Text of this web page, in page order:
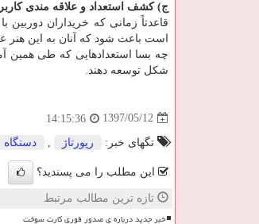
ج) کشف استعداد و علاقه مندی
قاعدتاً زمانی که خریداران دوربین
است باعث شود که آنان به این
چه بسا استعدادهایی که طی همین
شکل توسعه دهند.
1397/05/12
14:15:36
تگهای خبر: رپورتاژ دستگاه
این مطلب را می پسندید؟
تازه ترین مطالب مرتبط
خبر جدید درباره ی صدور فوری کارت سوخت